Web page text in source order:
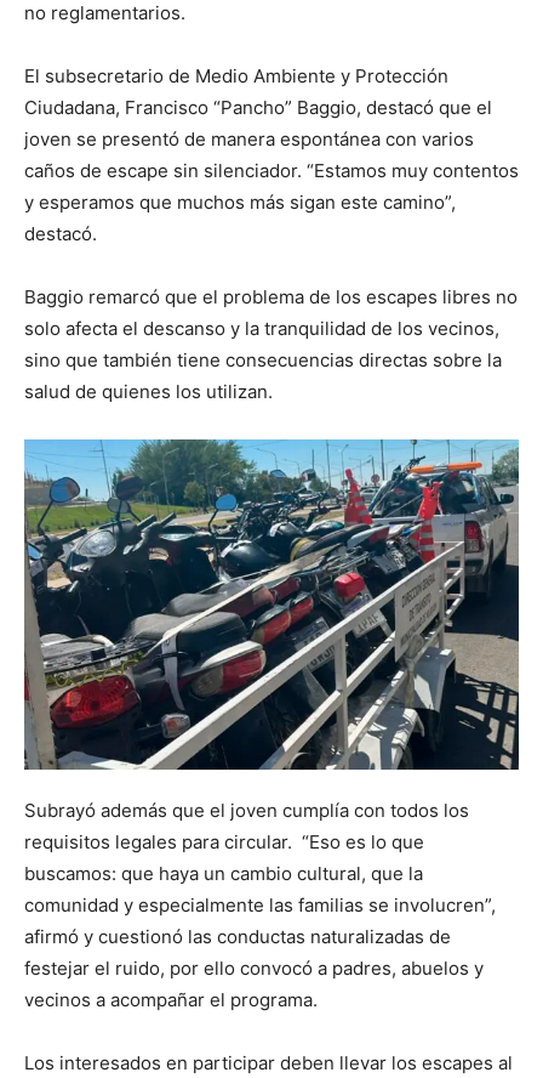
no reglamentarios.
El subsecretario de Medio Ambiente y Protección
Ciudadana, Francisco “Pancho” Baggio, destacó que el
joven se presentó de manera espontánea con varios
caños de escape sin silenciador. “Estamos muy contentos
y esperamos que muchos más sigan este camino”,
destacó.
Baggio remarcó que el problema de los escapes libres no
solo afecta el descanso y la tranquilidad de los vecinos,
sino que también tiene consecuencias directas sobre la
salud de quienes los utilizan.
Subrayó además que el joven cumplía con todos los
requisitos legales para circular. “Eso es lo que
buscamos: que haya un cambio cultural, que la
comunidad y especialmente las familias se involucren”,
afirmó y cuestionó las conductas naturalizadas de
festejar el ruido, por ello convocó a padres, abuelos y
vecinos a acompañar el programa.
Los interesados en participar deben llevar los escapes al